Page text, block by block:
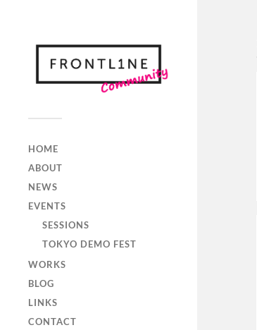
HOME
ABOUT
NEWS
EVENTS
SESSIONS
TOKYO DEMO FEST
WORKS
BLOG
LINKS
CONTACT